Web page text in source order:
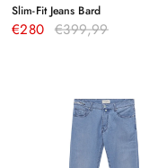
Slim-Fit Jeans Bard–
Dunkelblau
€280 €399,99